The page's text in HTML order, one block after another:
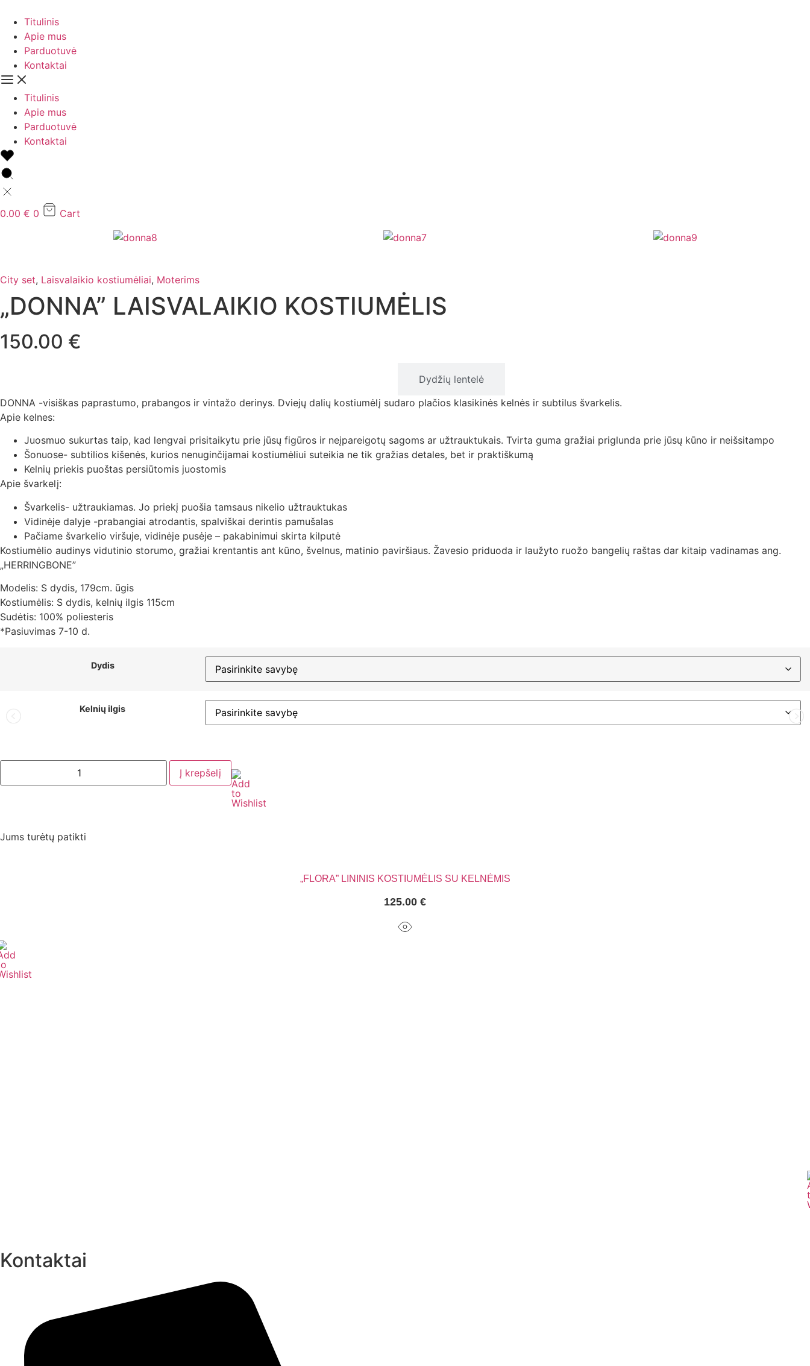
prie
turinio
Titulinis
Apie mus
Parduotuvė
Kontaktai
Titulinis
Apie mus
Parduotuvė
Kontaktai
0.00 € 0 Cart
City set, Laisvalaikio kostiumėliai, Moterims
„DONNA” LAISVALAIKIO KOSTIUMĖLIS
150.00 €
Dydžių lentelė
DONNA -visiškas paprastumo, prabangos ir vintažo derinys. Dviejų dalių kostiumėlį sudaro plačios klasikinės kelnės ir subtilus švarkelis.
Apie kelnes:
Juosmuo sukurtas taip, kad lengvai prisitaikytu prie jūsų figūros ir neįpareigotų sagoms ar užtrauktukais. Tvirta guma gražiai priglunda prie jūsų kūno ir neišsitampo
Šonuose- subtilios kišenės, kurios nenuginčijamai kostiumėliui suteikia ne tik gražias detales, bet ir praktiškumą
Kelnių priekis puoštas persiūtomis juostomis
Apie švarkelį:
Švarkelis- užtraukiamas. Jo priekį puošia tamsaus nikelio užtrauktukas
Vidinėje dalyje -prabangiai atrodantis, spalviškai derintis pamušalas
Pačiame švarkelio viršuje, vidinėje pusėje – pakabinimui skirta kilputė
Kostiumėlio audinys vidutinio storumo, gražiai krentantis ant kūno, švelnus, matinio paviršiaus. Žavesio priduoda ir laužyto ruožo bangelių raštas dar kitaip vadinamas ang.
„HERRINGBONE”
Modelis: S dydis, 179cm. ūgis
Kostiumėlis: S dydis, kelnių ilgis 115cm
Sudėtis: 100% poliesteris
*Pasiuvimas 7-10 d.
Dydis
Kelnių ilgis
produkto
"DONNA"
Į krepšelį
Jums turėtų patikti
„FLORA” LININIS KOSTIUMĖLIS SU KELNĖMIS
125.00 €
Kontaktai